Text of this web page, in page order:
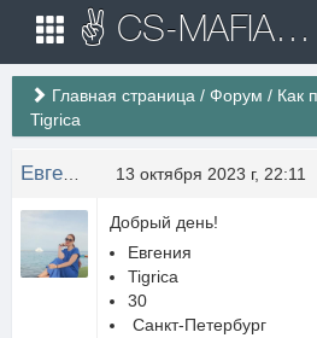
✌ CS-MAFIA.RU ✌ Игровые сервера Counter Strike 1.6
Главная страница / Форум / Как
Tigrica
13 октября 2023 г, 22:11
Добрый день!
Евгения
Tigrica
30
Санкт-Петербург